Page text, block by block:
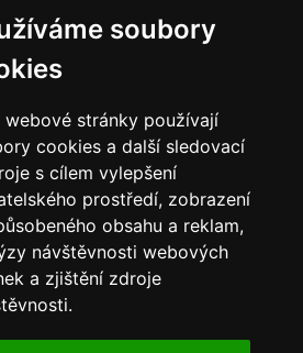
soubory
webové stránky používají
cookies a další sledovací
s cílem vylepšení
prostředí, zobrazení
obsahu a reklam,
návštěvnosti webových
a zjištění zdroje
naši myšlenku
můj účet
a reklamace zboží
na zakázku
Choketopus TV
CHoketopus Gym